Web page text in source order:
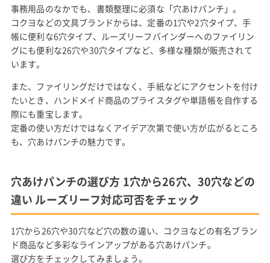
事務用品のなかでも、書類整理に必須な「穴あけパンチ」。
コクヨなどの文具ブランドからは、定番の1穴や2穴タイプ、手
帳に便利な6穴タイプ、ルーズリーフバインダーへのファイリン
グにも便利な26穴や30穴タイプなど、多様な種類が販売されて
います。
また、ファイリングだけではなく、手紙などにアクセントを付け
たいとき、ハンドメイド商品のプライスタグや単語帳を自作する
際にも重宝します。
定番の使い方だけではなくアイデア次第で使い方が広がるところ
も、穴あけパンチの魅力です。
穴あけパンチの選び方 1穴から26穴、30穴などの
違い ルーズリーフ対応可否をチェック
1穴から26穴や30穴など穴の数の違い、コクヨなどの有名ブラン
ド商品など多彩なラインアップがある穴あけパンチ。
選び方をチェックしてみましょう。